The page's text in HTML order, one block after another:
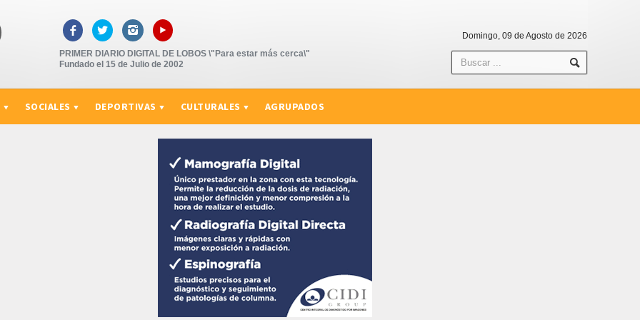
   ▸
PRIMER DIARIO DIGITAL DE LOBOS \"Para estar más cerca\"
Fundado el 15 de Julio de 2002
Domingo, 09 de Agosto de 2026
SOCIALES DEPORTIVAS CULTURALES AGRUPADOS